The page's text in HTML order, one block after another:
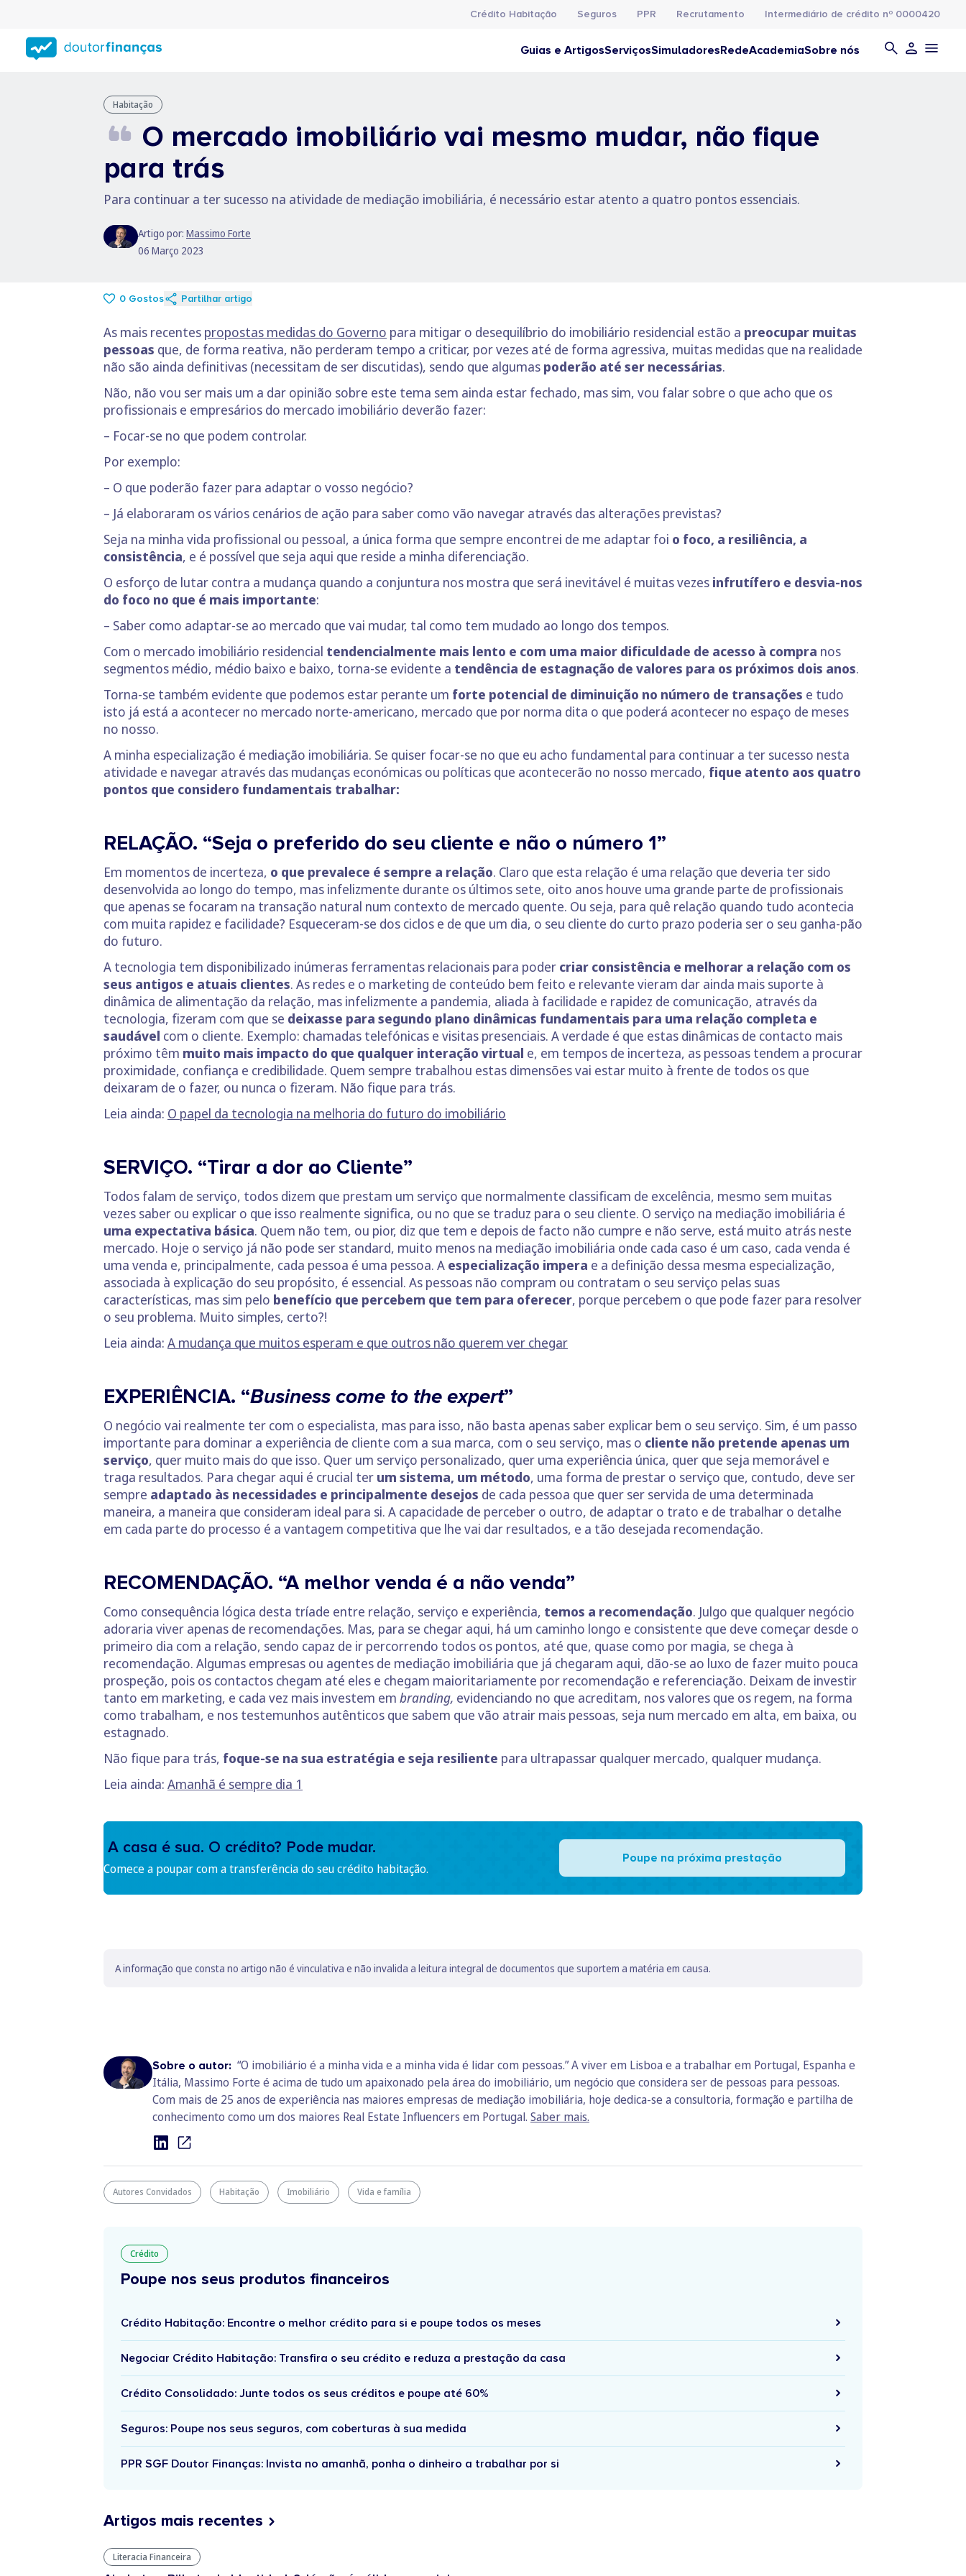
conteúdo
principal
Crédito Habitação Seguros PPR Recrutamento Intermediário de crédito nº 0000420
Guias e ArtigosServiçosSimuladoresRedeAcademiaSobre nós
Habitação
O mercado imobiliário vai mesmo mudar, não fique
para trás
Para continuar a ter sucesso na atividade de mediação imobiliária, é necessário estar atento a quatro pontos essenciais.
Artigo por: Massimo Forte
06 Março 2023
0 Gostos Partilhar artigo
As mais recentes propostas medidas do Governo para mitigar o desequilíbrio do imobiliário residencial estão a preocupar muitas
pessoas que, de forma reativa, não perderam tempo a criticar, por vezes até de forma agressiva, muitas medidas que na realidade
não são ainda definitivas (necessitam de ser discutidas), sendo que algumas poderão até ser necessárias.
Não, não vou ser mais um a dar opinião sobre este tema sem ainda estar fechado, mas sim, vou falar sobre o que acho que os
profissionais e empresários do mercado imobiliário deverão fazer:
– Focar-se no que podem controlar.
Por exemplo:
– O que poderão fazer para adaptar o vosso negócio?
– Já elaboraram os vários cenários de ação para saber como vão navegar através das alterações previstas?
Seja na minha vida profissional ou pessoal, a única forma que sempre encontrei de me adaptar foi o foco, a resiliência, a
consistência, e é possível que seja aqui que reside a minha diferenciação.
O esforço de lutar contra a mudança quando a conjuntura nos mostra que será inevitável é muitas vezes infrutífero e desvia-nos
do foco no que é mais importante:
– Saber como adaptar-se ao mercado que vai mudar, tal como tem mudado ao longo dos tempos.
Com o mercado imobiliário residencial tendencialmente mais lento e com uma maior dificuldade de acesso à compra nos
segmentos médio, médio baixo e baixo, torna-se evidente a tendência de estagnação de valores para os próximos dois anos.
Torna-se também evidente que podemos estar perante um forte potencial de diminuição no número de transações e tudo
isto já está a acontecer no mercado norte-americano, mercado que por norma dita o que poderá acontecer no espaço de meses
no nosso.
A minha especialização é mediação imobiliária. Se quiser focar-se no que eu acho fundamental para continuar a ter sucesso nesta
atividade e navegar através das mudanças económicas ou políticas que acontecerão no nosso mercado, fique atento aos quatro
pontos que considero fundamentais trabalhar:
RELAÇÃO. “Seja o preferido do seu cliente e não o número 1”
Em momentos de incerteza, o que prevalece é sempre a relação. Claro que esta relação é uma relação que deveria ter sido
desenvolvida ao longo do tempo, mas infelizmente durante os últimos sete, oito anos houve uma grande parte de profissionais
que apenas se focaram na transação natural num contexto de mercado quente. Ou seja, para quê relação quando tudo acontecia
com muita rapidez e facilidade? Esqueceram-se dos ciclos e de que um dia, o seu cliente do curto prazo poderia ser o seu ganha-pão
do futuro.
A tecnologia tem disponibilizado inúmeras ferramentas relacionais para poder criar consistência e melhorar a relação com os
seus antigos e atuais clientes. As redes e o marketing de conteúdo bem feito e relevante vieram dar ainda mais suporte à
dinâmica de alimentação da relação, mas infelizmente a pandemia, aliada à facilidade e rapidez de comunicação, através da
tecnologia, fizeram com que se deixasse para segundo plano dinâmicas fundamentais para uma relação completa e
saudável com o cliente. Exemplo: chamadas telefónicas e visitas presenciais. A verdade é que estas dinâmicas de contacto mais
próximo têm muito mais impacto do que qualquer interação virtual e, em tempos de incerteza, as pessoas tendem a procurar
proximidade, confiança e credibilidade. Quem sempre trabalhou estas dimensões vai estar muito à frente de todos os que
deixaram de o fazer, ou nunca o fizeram. Não fique para trás.
Leia ainda: O papel da tecnologia na melhoria do futuro do imobiliário
SERVIÇO. “Tirar a dor ao Cliente”
Todos falam de serviço, todos dizem que prestam um serviço que normalmente classificam de excelência, mesmo sem muitas
vezes saber ou explicar o que isso realmente significa, ou no que se traduz para o seu cliente. O serviço na mediação imobiliária é
uma expectativa básica. Quem não tem, ou pior, diz que tem e depois de facto não cumpre e não serve, está muito atrás neste
mercado. Hoje o serviço já não pode ser standard, muito menos na mediação imobiliária onde cada caso é um caso, cada venda é
uma venda e, principalmente, cada pessoa é uma pessoa. A especialização impera e a definição dessa mesma especialização,
associada à explicação do seu propósito, é essencial. As pessoas não compram ou contratam o seu serviço pelas suas
características, mas sim pelo benefício que percebem que tem para oferecer, porque percebem o que pode fazer para resolver
o seu problema. Muito simples, certo?!
Leia ainda: A mudança que muitos esperam e que outros não querem ver chegar
EXPERIÊNCIA. “Business come to the expert”
O negócio vai realmente ter com o especialista, mas para isso, não basta apenas saber explicar bem o seu serviço. Sim, é um passo
importante para dominar a experiência de cliente com a sua marca, com o seu serviço, mas o cliente não pretende apenas um
serviço, quer muito mais do que isso. Quer um serviço personalizado, quer uma experiência única, quer que seja memorável e
traga resultados. Para chegar aqui é crucial ter um sistema, um método, uma forma de prestar o serviço que, contudo, deve ser
sempre adaptado às necessidades e principalmente desejos de cada pessoa que quer ser servida de uma determinada
maneira, a maneira que consideram ideal para si. A capacidade de perceber o outro, de adaptar o trato e de trabalhar o detalhe
em cada parte do processo é a vantagem competitiva que lhe vai dar resultados, e a tão desejada recomendação.
RECOMENDAÇÃO. “A melhor venda é a não venda”
Como consequência lógica desta tríade entre relação, serviço e experiência, temos a recomendação. Julgo que qualquer negócio
adoraria viver apenas de recomendações. Mas, para se chegar aqui, há um caminho longo e consistente que deve começar desde o
primeiro dia com a relação, sendo capaz de ir percorrendo todos os pontos, até que, quase como por magia, se chega à
recomendação. Algumas empresas ou agentes de mediação imobiliária que já chegaram aqui, dão-se ao luxo de fazer muito pouca
prospeção, pois os contactos chegam até eles e chegam maioritariamente por recomendação e referenciação. Deixam de investir
tanto em marketing, e cada vez mais investem em branding, evidenciando no que acreditam, nos valores que os regem, na forma
como trabalham, e nos testemunhos autênticos que sabem que vão atrair mais pessoas, seja num mercado em alta, em baixa, ou
estagnado.
Não fique para trás, foque-se na sua estratégia e seja resiliente para ultrapassar qualquer mercado, qualquer mudança.
Leia ainda: Amanhã é sempre dia 1
A casa é sua. O crédito? Pode mudar.
Comece a poupar com a transferência do seu crédito habitação.
Poupe na próxima prestação
A informação que consta no artigo não é vinculativa e não invalida a leitura integral de documentos que suportem a matéria em causa.
Sobre o autor: “O imobiliário é a minha vida e a minha vida é lidar com pessoas.” A viver em Lisboa e a trabalhar em Portugal, Espanha e
Itália, Massimo Forte é acima de tudo um apaixonado pela área do imobiliário, um negócio que considera ser de pessoas para pessoas.
Com mais de 25 anos de experiência nas maiores empresas de mediação imobiliária, hoje dedica-se a consultoria, formação e partilha de
conhecimento como um dos maiores Real Estate Influencers em Portugal. Saber mais.
Autores Convidados Habitação Imobiliário Vida e família
Crédito
Poupe nos seus produtos financeiros
Crédito Habitação: Encontre o melhor crédito para si e poupe todos os meses
Negociar Crédito Habitação: Transfira o seu crédito e reduza a prestação da casa
Crédito Consolidado: Junte todos os seus créditos e poupe até 60%
Seguros: Poupe nos seus seguros, com coberturas à sua medida
PPR SGF Doutor Finanças: Invista no amanhã, ponha o dinheiro a trabalhar por si
Artigos mais recentes
Literacia Financeira